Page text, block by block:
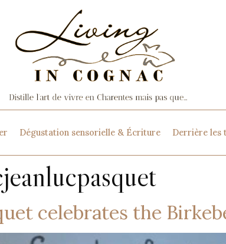
Dégustation sensorielle & Écriture Derrière les
celebrates the